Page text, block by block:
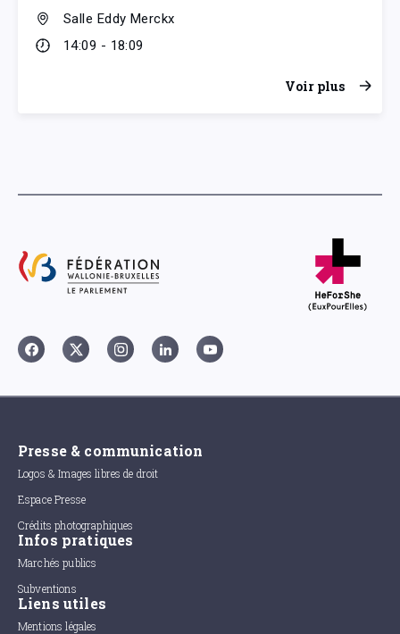
Salle Eddy Merckx
14:09 - 18:09
Voir plus
Presse & communication
Logos & Images libres de droit
Espace Presse
Crédits photographiques
Infos pratiques
Marchés publics
Subventions
Liens utiles
Mentions légales